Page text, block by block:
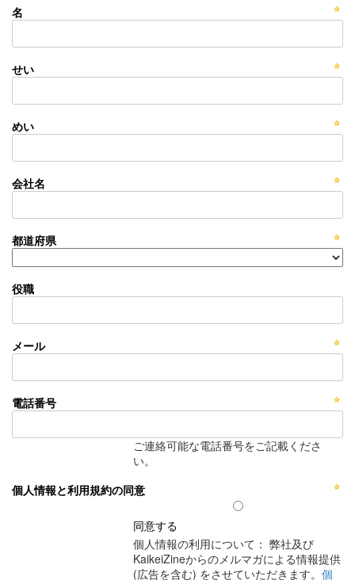
名
せい
めい
会社名
都道府県
役職
メール
電話番号
ご連絡可能な電話番号をご記載くださ
い。
個人情報と利用規約の同意
同意する
個人情報の利用について： 弊社及び
KaikeiZineからのメルマガによる情報提供
(広告を含む) をさせていただきます。 個